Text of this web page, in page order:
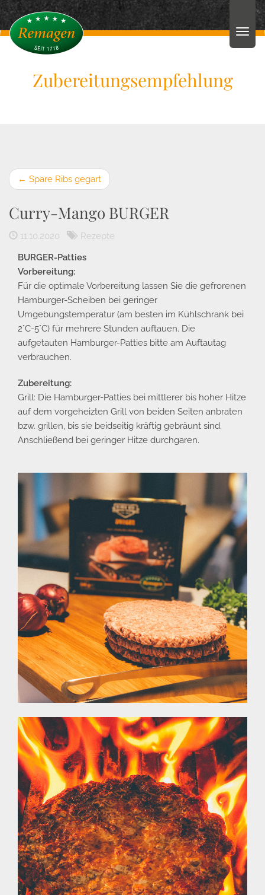
Zubereitungsempfehlung
← Spare Ribs gegart
Curry-Mango BURGER
11.10.2020 Rezepte
BURGER-Patties
Vorbereitung:
Für die optimale Vorbereitung lassen Sie die gefrorenen
Hamburger-Scheiben bei geringer
Umgebungstemperatur (am besten im Kühlschrank bei
2°C-5°C) für mehrere Stunden auftauen. Die
aufgetauten Hamburger-Patties bitte am Auftautag
verbrauchen.
Zubereitung:
Grill: Die Hamburger-Patties bei mittlerer bis hoher Hitze
auf dem vorgeheizten Grill von beiden Seiten anbraten
bzw. grillen, bis sie beidseitig kräftig gebräunt sind.
Anschließend bei geringer Hitze durchgaren.